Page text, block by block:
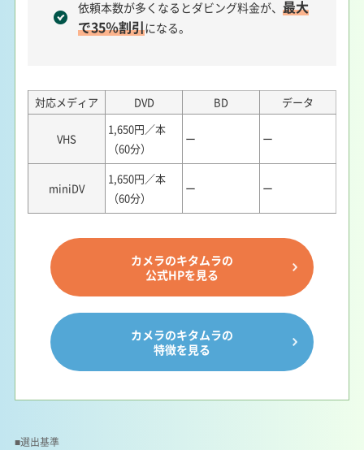
依頼本数が多くなるとダビング料金が、 最大
で35％割引になる。
対応メディア DVD BD データ
VHS
1,650円／本
（60分）
ー ー
miniDV
1,650円／本
（60分）
ー ー
カメラのキタムラの
公式HPを見る
カメラのキタムラの
特徴を見る
■選出基準